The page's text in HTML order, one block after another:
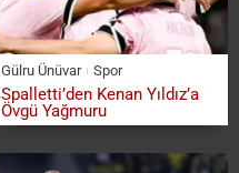
Gülru Ünüvar Spor
Spalletti’den Kenan Yıldız’a
Övgü Yağmuru